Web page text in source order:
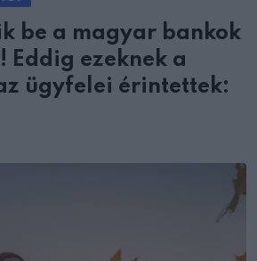
be a magyar bankok
Eddig ezeknek a
ügyfelei érintettek: